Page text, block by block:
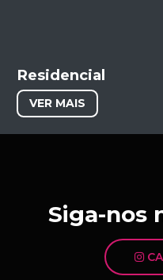
Residencial
VER MAIS
Siga-nos